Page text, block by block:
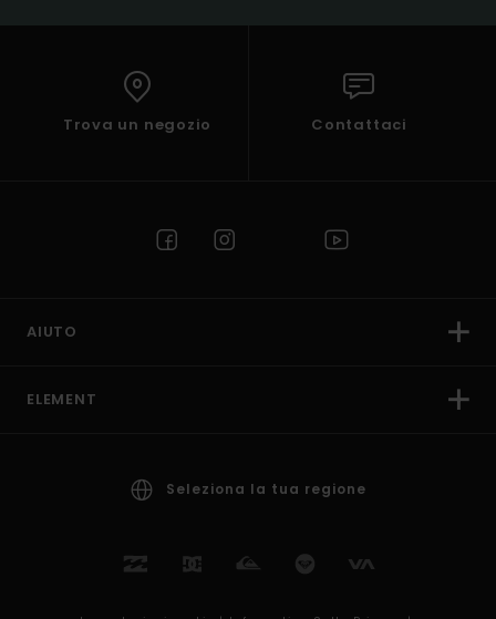
Trova un negozio Contattaci
AIUTO
ELEMENT
Seleziona la tua regione